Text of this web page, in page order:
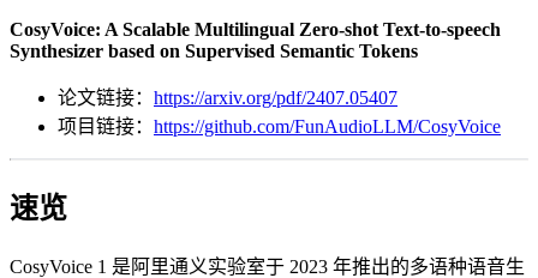
CosyVoice: A Scalable Multilingual Zero-shot Text-to-speech
Synthesizer based on Supervised Semantic Tokens
论文链接： https://arxiv.org/pdf/2407.05407
项目链接： https://github.com/FunAudioLLM/CosyVoice
速览
CosyVoice 1 是阿里通义实验室于 2023 年推出的多语种语音生